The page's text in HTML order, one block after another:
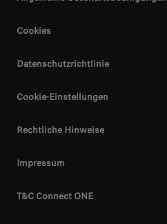
Cookies
Datenschutzrichtlinie
Cookie-Einstellungen
Rechtliche Hinweise
Impressum
T&C Connect ONE